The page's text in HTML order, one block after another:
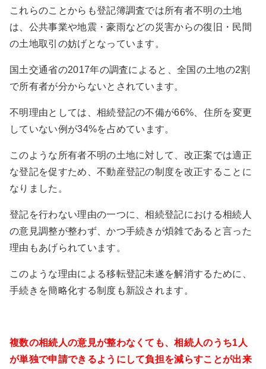
これらのことからも登記簿調査では所有者不明の土地
は、公共事業や地震・豪雨などの災害からの復旧・民間
の土地取引の妨げとなっています。
国土交通省の2017年の調査によると、全国の土地の2割
で所有者が分からないとされています。
不明理由としては、相続登記の不備が66% 、住所を変更
していない例が34%を占めています。
このような所有者不明の土地に対して、改正案では適正
な登記を促すため、不動産登記の制度を改正することに
なりました。
登記を行わない理由の一つに、相続登記における相続人
の意見調整が整わず、かつ手続きが煩雑であると言った
理由もあげられています。
このような理由による移転登記未遂を解消するために、
手続きを簡略化する制度も新設されます。
複数の相続人の意見が整わなくても、相続人のうち1 人
が単独で申請できるようにして負担を減らすことが出来